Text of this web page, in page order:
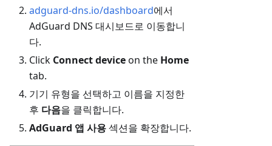
adguard-dns.io/dashboard에서
AdGuard DNS 대시보드로 이동합니
다.
Click Connect deviceon the Home
tab.
기기 유형을 선택하고 이름을 지정한
후 다음을 클릭합니다.
AdGuard 앱 사용섹션을 확장합니다.